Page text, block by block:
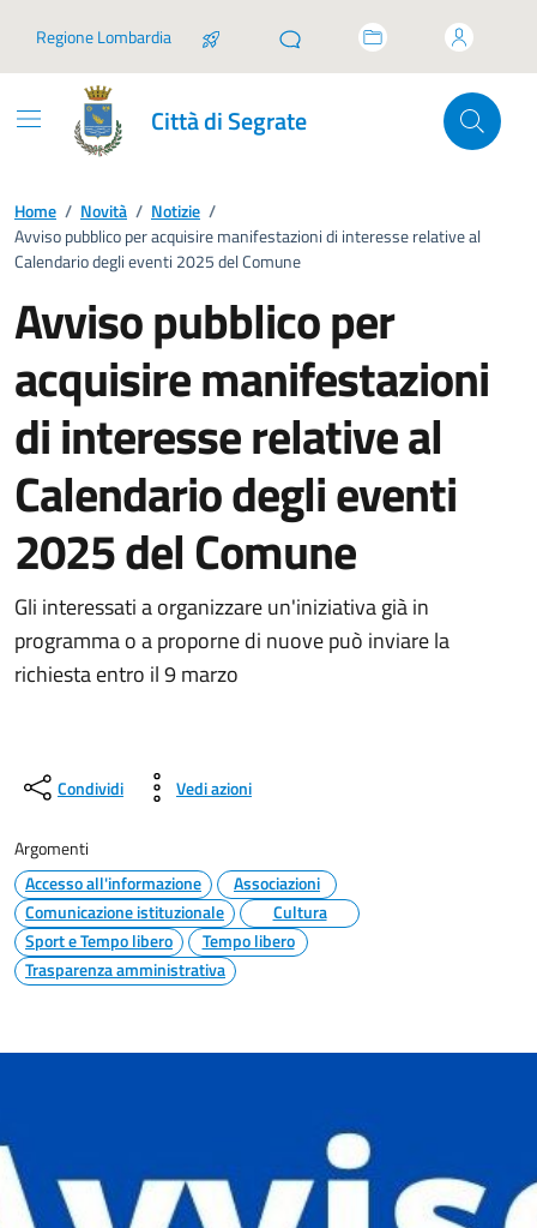
Regione Lombardia
Città di Segrate
Home / Novità / Notizie /
Avviso pubblico per acquisire manifestazioni di interesse relative al
Calendario degli eventi 2025 del Comune
Avviso pubblico per
acquisire manifestazioni
di interesse relative al
Calendario degli eventi
2025 del Comune
Gli interessati a organizzare un'iniziativa già in
programma o a proporne di nuove può inviare la
richiesta entro il 9 marzo
Condividi Vedi azioni
Argomenti
Accesso all'informazione
Associazioni
Comunicazione istituzionale
Cultura
Sport e Tempo libero
Tempo libero
Trasparenza amministrativa